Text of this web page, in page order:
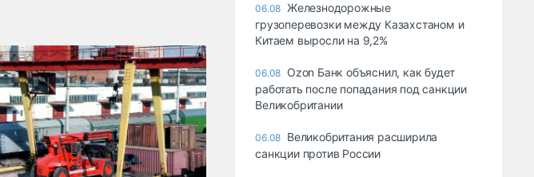
06.08 Железнодорожные
грузоперевозки между Казахстаном и
Китаем выросли на 9,2%
06.08 Ozon Банк объяснил, как будет
работать после попадания под санкции
Великобритании
06.08 Великобритания расширила
санкции против России